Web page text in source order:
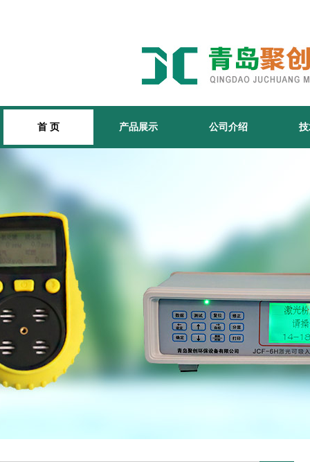
首 页 产品展示 公司介绍